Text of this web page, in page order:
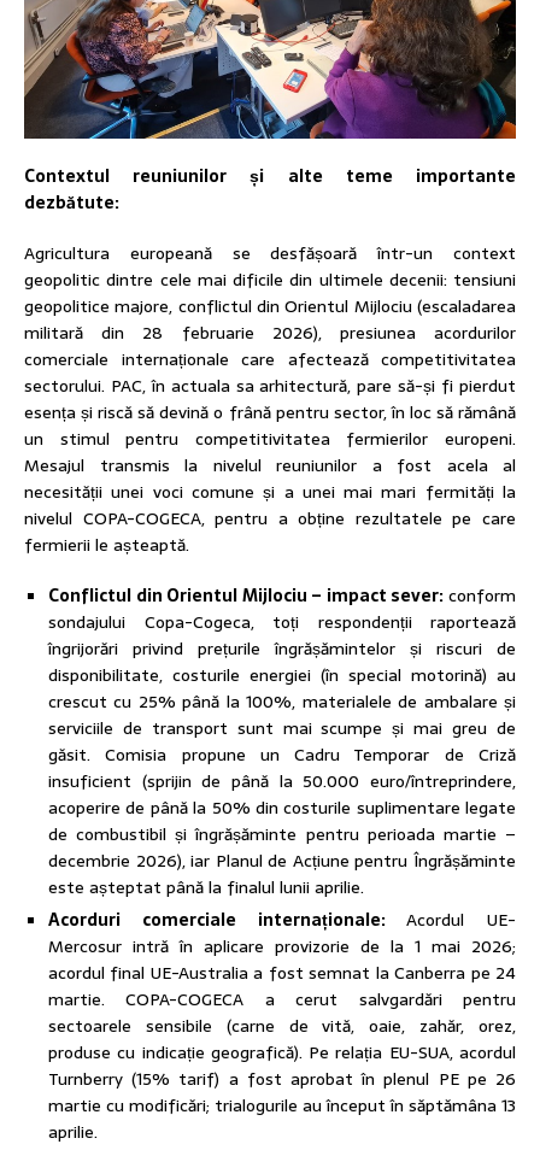
Contextul reuniunilor și alte teme importante
dezbătute:
Agricultura europeană se desfășoară într-un context
geopolitic dintre cele mai dificile din ultimele decenii: tensiuni
geopolitice majore, conflictul din Orientul Mijlociu (escaladarea
militară din 28 februarie 2026), presiunea acordurilor
comerciale internaționale care afectează competitivitatea
sectorului. PAC, în actuala sa arhitectură, pare să-și fi pierdut
esența și riscă să devină o frână pentru sector, în loc să rămână
un stimul pentru competitivitatea fermierilor europeni.
Mesajul transmis la nivelul reuniunilor a fost acela al
necesității unei voci comune și a unei mai mari fermități la
nivelul COPA-COGECA, pentru a obține rezultatele pe care
fermierii le așteaptă.
Conflictul din Orientul Mijlociu – impact sever:conform
sondajului Copa-Cogeca, toți respondenții raportează
îngrijorări privind prețurile îngrășămintelor și riscuri de
disponibilitate, costurile energiei (în special motorină) au
crescut cu 25% până la 100%, materialele de ambalare și
serviciile de transport sunt mai scumpe și mai greu de
găsit. Comisia propune un Cadru Temporar de Criză
insuficient (sprijin de până la 50.000 euro/întreprindere,
acoperire de până la 50% din costurile suplimentare legate
de combustibil și îngrășăminte pentru perioada martie –
decembrie 2026), iar Planul de Acțiune pentru Îngrășăminte
este așteptat până la finalul lunii aprilie.
Acorduri comerciale internaționale:Acordul UE-
Mercosur intră în aplicare provizorie de la 1 mai 2026;
acordul final UE-Australia a fost semnat la Canberra pe 24
martie. COPA-COGECA a cerut salvgardări pentru
sectoarele sensibile (carne de vită, oaie, zahăr, orez,
produse cu indicație geografică). Pe relația EU-SUA, acordul
Turnberry (15% tarif) a fost aprobat în plenul PE pe 26
martie cu modificări; trialogurile au început în săptămâna 13
aprilie.